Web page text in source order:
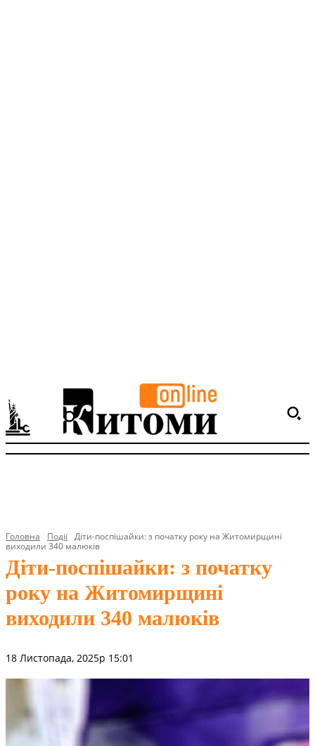
Головна Події Діти-поспішайки: з початку року на Житомирщині
виходили 340 малюків
Діти-поспішайки: з початку
року на Житомирщині
виходили 340 малюків
18 Листопада, 2025р 15:01